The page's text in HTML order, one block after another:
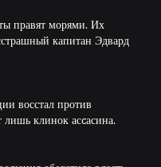
правят морями. Их
капитан Эдвард
восстал против
клинок асcасина.